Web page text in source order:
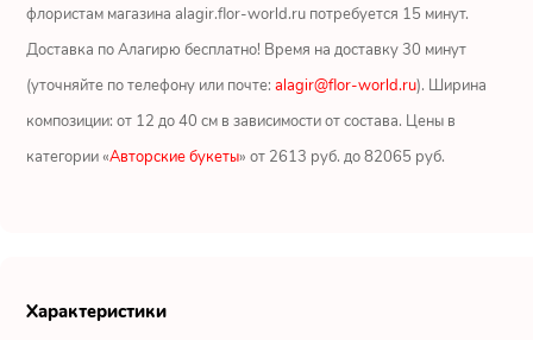
Альстромерии
Герберы
флористам магазина alagir.flor-world.ru потребуется 15 минут.
Доставка по Алагирю бесплатно! Время на доставку 30 минут
(уточняйте по телефону или почте: alagir@flor-world.ru). Ширина
композиции: от 12 до 40 см в зависимости от состава. Цены в
категории «Авторские букеты» от 2613 руб. до 82065 руб.
Характеристики